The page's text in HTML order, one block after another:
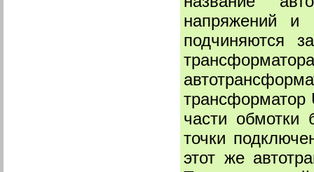
напряжений и
подчиняются
трансформатор
части
точки
этот же